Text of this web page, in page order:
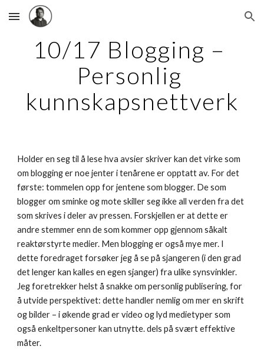
Skip to main content Skip to navigation
10/17 Blogging –
Personlig
kunnskapsnettverk
Holder en seg til å lese hva avsier skriver kan det virke som
om blogging er noe jenter i tenårene er opptatt av. For det
første: tommelen opp for jentene som blogger. De som
blogger om sminke og mote skiller seg ikke all verden fra det
som skrives i deler av pressen. Forskjellen er at dette er
andre stemmer enn de som kommer opp gjennom såkalt
reaktørstyrte medier. Men blogging er også mye mer. I
dette foredraget forsøker jeg å se på sjangeren (i den grad
det lenger kan kalles en egen sjanger) fra ulike synsvinkler.
Jeg foretrekker helst å snakke om personlig publisering, for
å utvide perspektivet: dette handler nemlig om mer en skrift
og bilder – i økende grad er video og lyd medietyper som
også enkeltpersoner kan utnytte. dels på svært effektive
måter.